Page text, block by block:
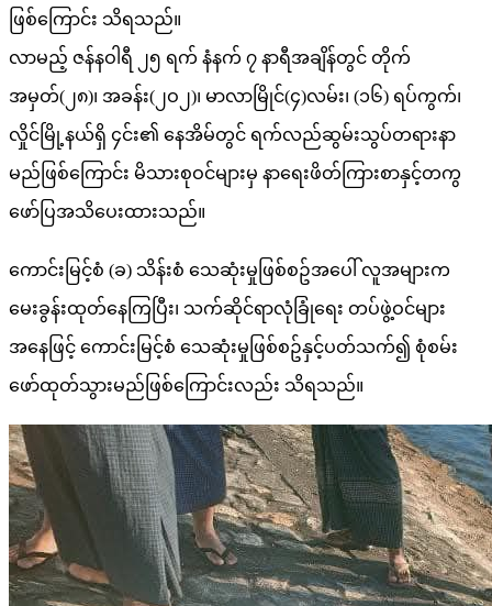
ဖြစ်ကြောင်း သိရသည်။
လာမည့် ဇန်နဝါရီ ၂၅ ရက် နံနက် ၇ နာရီအချိန်တွင် တိုက်
အမှတ်(၂၈)၊ အခန်း(၂ဝ၂)၊ မာလာမြိုင်(၄)လမ်း၊ (၁၆) ရပ်ကွက်၊
လှိုင်မြို့နယ်ရှိ ၄င်း၏ နေအိမ်တွင် ရက်လည်ဆွမ်းသွပ်တရားနာ
မည်ဖြစ်ကြောင်း မိသားစုဝင်များမှ နာရေးဖိတ်ကြားစာနှင့်တကွ
ဖော်ပြအသိပေးထားသည်။
ကောင်းမြင့်စံ (ခ) သိန်းစံ သေဆုံးမှုဖြစ်စဥ်အပေါ် လူအများက
မေးခွန်းထုတ်နေကြပြီး၊ သက်ဆိုင်ရာလုံခြုံရေး တပ်ဖွဲ့ဝင်များ
အနေဖြင့် ကောင်းမြင့်စံ သေဆုံးမှုဖြစ်စဥ်နှင့်ပတ်သက်၍ စုံစမ်း
ဖော်ထုတ်သွားမည်ဖြစ်ကြောင်းလည်း သိရသည်။